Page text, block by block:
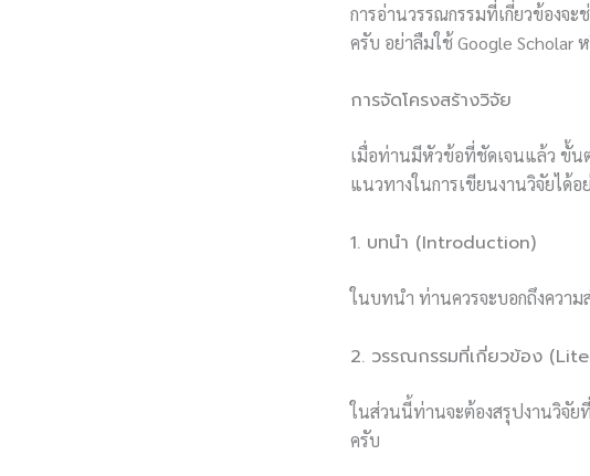
การอ่านวรรณกรรมที่เกี่ยวข้องจ
ครับ อย่าลืมใช้ Google Scholar
การจัดโครงสร้างวิจัย
เมื่อท่านมีหัวข้อที่ชัดเจนแล้ว ขั้นต
แนวทางในการเขียนงานวิจัยได้
1. บทนำ (Introduction)
ในบทนำ ท่านควรจะบอกถึงควา
2. วรรณกรรมที่เกี่ยวข้อง
ในส่วนนี้ท่านจะต้องสรุปงานวิจัย
ครับ